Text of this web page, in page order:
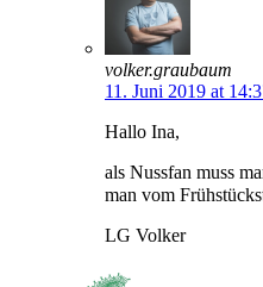
volker.graubaum
11. Juni 2019 at
Hallo Ina,
als Nussfan muss
man vom
LG Volker